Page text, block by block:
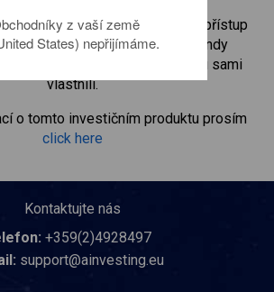
CFD na Total S.A.
. Získejte přístup
čase a dostávejte dividendy
jako kdybyste akcie opravdu sami
vlastnili.
o tomto investičním produktu prosím
click here
Kontaktujte nás
+359(2)4928497
support@ainvesting.eu
z vaší země
States) nepřijímáme.